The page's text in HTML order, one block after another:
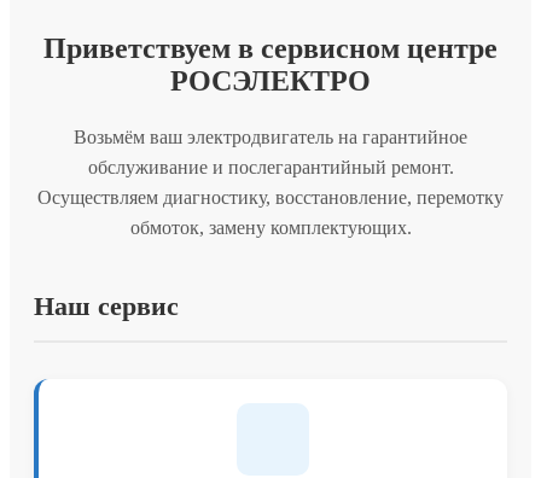
Приветствуем в сервисном центре
РОСЭЛЕКТРО
Возьмём ваш электродвигатель на гарантийное
обслуживание и послегарантийный ремонт.
Осуществляем диагностику, восстановление, перемотку
обмоток, замену комплектующих.
Наш сервис